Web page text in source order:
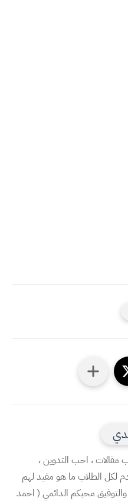
مقالات ، احب التدوين ،
لكل الطلاب ما هو مفيد لهم
والتوفيق محبكم الدائمي ( احمد